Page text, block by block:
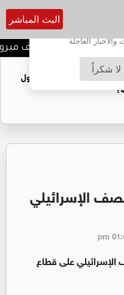
الإشعارات؟
العاجلة
لا شكراً
البث المباشر
عمار عماد جابر الف
مكاسب مادية.. هل تحول
الإسرائيلي